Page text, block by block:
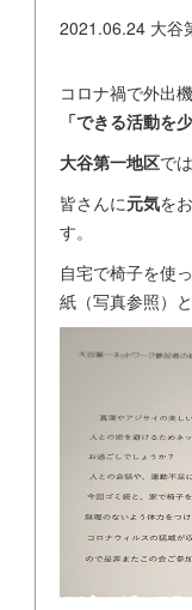
2021.06.24 大谷
コロナ禍で外出
「できる活動を
大谷第一地区で
皆さんに元気を
す。
自宅で椅子を使
紙（写真参照）